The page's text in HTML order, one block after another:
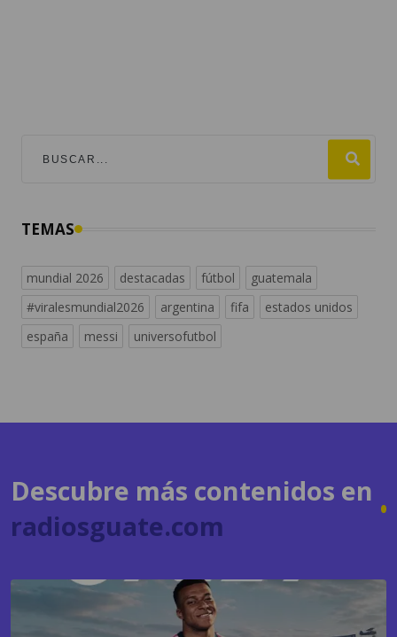
mundial 2026
españa
messi universofutbol
radiosguate.com